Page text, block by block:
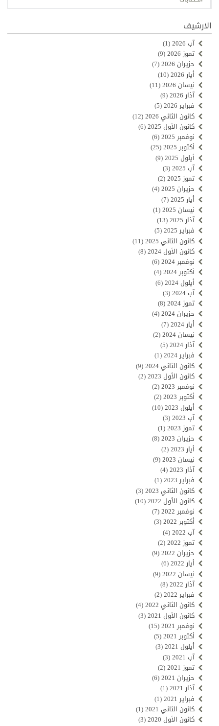
الارشيف
آب 2026
(1)
تموز 2026
(9)
حزيران 2026
(7)
أيار 2026
(10)
نيسان 2026
(11)
آذار 2026
(9)
فبراير 2026
(5)
كانون الثاني 2026
(12)
كانون الأول 2025
(6)
نوفمبر 2025
(6)
أكتوبر 2025
(25)
أيلول 2025
(9)
آب 2025
(3)
تموز 2025
(2)
حزيران 2025
(4)
أيار 2025
(7)
نيسان 2025
(1)
آذار 2025
(13)
فبراير 2025
(5)
كانون الثاني 2025
(11)
كانون الأول 2024
(8)
نوفمبر 2024
(6)
أكتوبر 2024
(4)
أيلول 2024
(6)
آب 2024
(3)
تموز 2024
(8)
حزيران 2024
(4)
أيار 2024
(7)
نيسان 2024
(2)
آذار 2024
(5)
فبراير 2024
(1)
كانون الثاني 2024
(9)
كانون الأول 2023
(2)
نوفمبر 2023
(2)
أكتوبر 2023
(2)
أيلول 2023
(10)
آب 2023
(3)
تموز 2023
(1)
حزيران 2023
(8)
أيار 2023
(2)
نيسان 2023
(9)
آذار 2023
(4)
فبراير 2023
(1)
كانون الثاني 2023
(3)
كانون الأول 2022
(10)
نوفمبر 2022
(7)
أكتوبر 2022
(3)
آب 2022
(4)
تموز 2022
(2)
حزيران 2022
(9)
أيار 2022
(6)
نيسان 2022
(9)
آذار 2022
(8)
فبراير 2022
(2)
كانون الثاني 2022
(4)
كانون الأول 2021
(3)
نوفمبر 2021
(15)
أكتوبر 2021
(5)
أيلول 2021
(3)
آب 2021
(3)
تموز 2021
(2)
حزيران 2021
(6)
آذار 2021
(1)
فبراير 2021
(1)
كانون الثاني 2021
(1)
كانون الأول 2020
(3)